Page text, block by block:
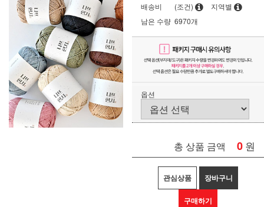
배송비
(조건)
지역별
남은 수량 6970개
옵션
총 상품 금액 0 원
관심상품 장바구니
구매하기